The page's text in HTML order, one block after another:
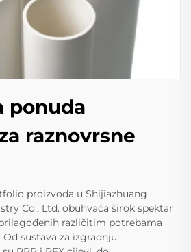
ponuda
raznovrsne
proizvoda u Shijiazhuang
Co., Ltd. obuhvaća širok spektar
različitim potrebama
sustava za izgradnju